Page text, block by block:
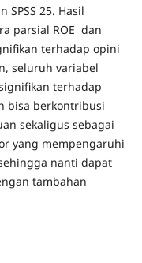
25. Hasil
parsial ROE dan
terhadap opini
seluruh variabel
terhadap
bisa berkontribusi
sekaligus sebagai
yang mempengaruhi
nanti dapat
tambahan